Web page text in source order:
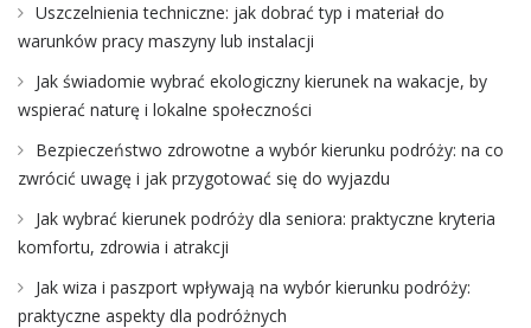
Uszczelnienia techniczne: jak dobrać typ i materiał do
warunków pracy maszyny lub instalacji
Jak świadomie wybrać ekologiczny kierunek na wakacje, by
wspierać naturę i lokalne społeczności
Bezpieczeństwo zdrowotne a wybór kierunku podróży: na co
zwrócić uwagę i jak przygotować się do wyjazdu
Jak wybrać kierunek podróży dla seniora: praktyczne kryteria
komfortu, zdrowia i atrakcji
Jak wiza i paszport wpływają na wybór kierunku podróży:
praktyczne aspekty dla podróżnych